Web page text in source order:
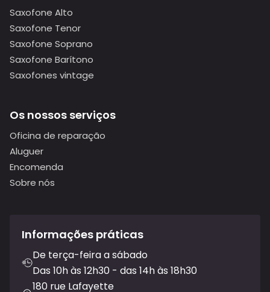
Saxofone Alto
Saxofone Tenor
Saxofone Soprano
Saxofone Barítono
Saxofones vintage
Os nossos serviços
Oficina de reparação
Aluguer
Encomenda
Sobre nós
Informações práticas
De terça-feira a sábado
Das 10h às 12h30 - das 14h às 18h30
180 rue Lafayette